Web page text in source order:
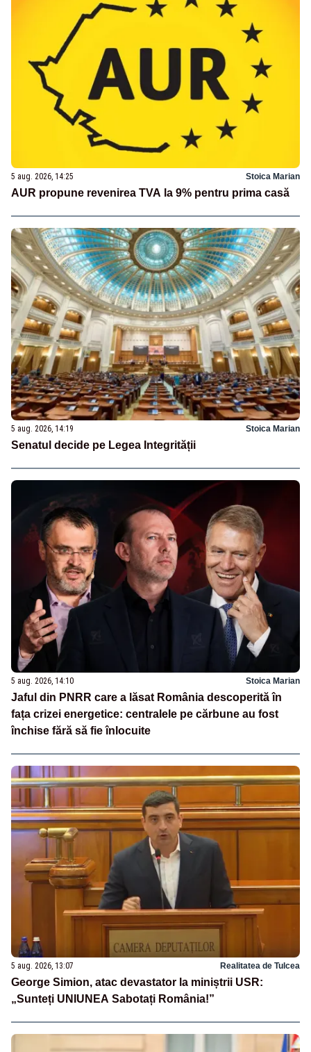
5 aug. 2026, 14:25 Stoica Marian
AUR propune revenirea TVA la 9% pentru prima casă
5 aug. 2026, 14:19 Stoica Marian
Senatul decide pe Legea Integrității
5 aug. 2026, 14:10 Stoica Marian
Jaful din PNRR care a lăsat România descoperită în
fața crizei energetice: centralele pe cărbune au fost
închise fără să fie înlocuite
5 aug. 2026, 13:07 Realitatea de Tulcea
George Simion, atac devastator la miniștrii USR:
„Sunteți UNIUNEA Sabotați România!”